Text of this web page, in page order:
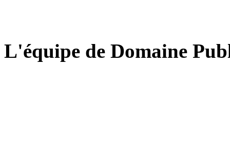
L'équipe de Domaine